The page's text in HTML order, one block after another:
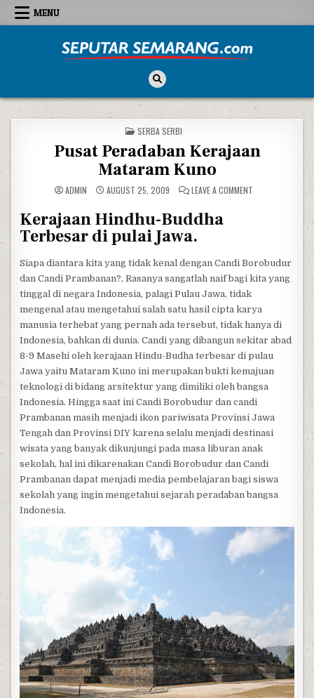
Skip to content
MENU
POSTED IN
SERBA SERBI
Pusat Peradaban Kerajaan
Mataram Kuno
ADMIN AUGUST 25, 2009 LEAVE A COMMENTON PUSAT
Kerajaan Hindhu-Buddha
Terbesar di pulai Jawa.
Siapa diantara kita yang tidak kenal dengan Candi Borobudur
dan Candi Prambanan?, Rasanya sangatlah naif bagi kita yang
tinggal di negara Indonesia, palagi Pulau Jawa, tidak
mengenal atau mengetahui salah satu hasil cipta karya
manusia terhebat yang pernah ada tersebut, tidak hanya di
Indonesia, bahkan di dunia. Candi yang dibangun sekitar abad
8-9 Masehi oleh kerajaan Hindu-Budha terbesar di pulau
Jawa yaitu Mataram Kuno ini merupakan bukti kemajuan
teknologi di bidang arsitektur yang dimiliki oleh bangsa
Indonesia. Hingga saat ini Candi Borobudur dan candi
Prambanan masih menjadi ikon pariwisata Provinsi Jawa
Tengah dan Provinsi DIY karena selalu menjadi destinasi
wisata yang banyak dikunjungi pada masa liburan anak
sekolah, hal ini dikarenakan Candi Borobudur dan Candi
Prambanan dapat menjadi media pembelajaran bagi siswa
sekolah yang ingin mengetahui sejarah peradaban bangsa
Indonesia.